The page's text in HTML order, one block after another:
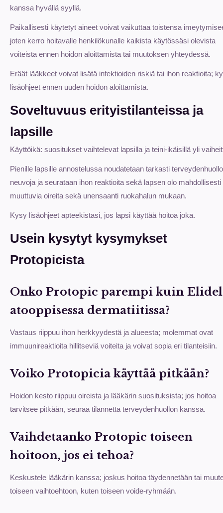
kanssa hyvällä syyllä.
Paikallisesti käytetyt aineet voivat vaikuttaa toistensa
joten kerro hoitavalle henkilökunalle kaikista käytössäsi olevista
voiteista ennen hoidon aloittamista tai muutoksen yhteydessä.
Eräät lääkkeet voivat lisätä infektioiden riskiä tai ihon reaktioita;
lisäohjeet ennen uuden hoidon aloittamista.
Soveltuvuus erityistilanteissa ja
lapsille
Käyttöikä: suositukset vaihtelevat lapsilla ja teini-ikäisillä yli
Pienille lapsille annostelussa noudatetaan tarkasti
neuvoja ja seurataan ihon reaktioita sekä lapsen olo mahdollisesti
muuttuvia oireita sekä unensaanti ruokahalun mukaan.
Kysy lisäohjeet apteekistasi, jos lapsi käyttää hoitoa joka.
Usein kysytyt kysymykset
Protopicista
Onko Protopic parempi kuin Elidel
atooppisessa dermatiitissa?
Vastaus riippuu ihon herkkyydestä ja alueesta; molemmat ovat
immuunireaktioita hillitseviä voiteita ja voivat sopia eri tilanteisiin.
Voiko Protopicia käyttää pitkään?
Hoidon kesto riippuu oireista ja lääkärin suosituksista; jos hoitoa
tarvitsee pitkään, seuraa tilannetta terveydenhuollon kanssa.
Vaihdetaanko Protopic toiseen
hoitoon, jos ei tehoa?
Keskustele lääkärin kanssa; joskus hoitoa täydennetään tai
toiseen vaihtoehtoon, kuten toiseen voide-ryhmään.